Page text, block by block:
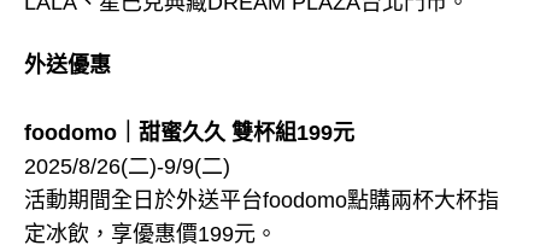
外送優惠
foodomo｜甜蜜久久 雙杯組199元
2025/8/26(二)-9/9(二)
活動期間全日於外送平台foodomo點購兩杯大杯指
定冰飲，享優惠價199元。